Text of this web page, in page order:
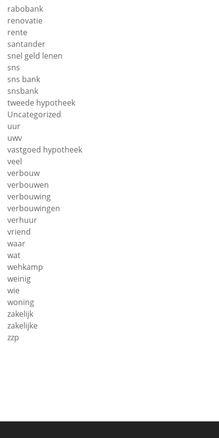
rabobank
renovatie
rente
santander
snel geld lenen
sns
sns bank
snsbank
tweede hypotheek
Uncategorized
uur
uwv
vastgoed hypotheek
veel
verbouw
verbouwen
verbouwing
verbouwingen
verhuur
vriend
waar
wat
wehkamp
weinig
wie
woning
zakelijk
zakelijke
zzp